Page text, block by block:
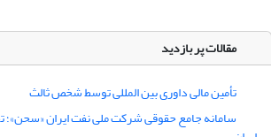
مقالات پر بازدید
تأمین مالی داوری بین المللی توسط شخص ثالث
سامانه جامع حقوقی شرکت ملی نفت ایران